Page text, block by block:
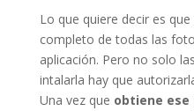
Lo que quiere decir es
completo de todas las
aplicación. Pero no solo
intalarla hay que
Una vez que obtiene ese